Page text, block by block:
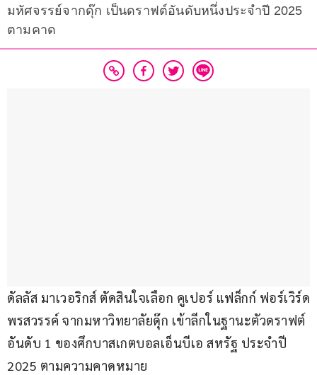
มหัศจรรย์จากดุ๊ก เป็นดราฟต์อันดับหนึ่งประจำปี 2025
ตามคาด
ดัลลัส มาเวอริกส์ ตัดสินใจเลือก คูเปอร์ แฟล็กก์ ฟอร์เวิร์ด
พรสวรรค์ จากมหาวิทยาลัยดุ๊ก เข้าลีกในฐานะตัวดราฟต์
อันดับ 1 ของศึกบาสเกตบอลเอ็นบีเอ สหรัฐ ประจำปี
2025 ตามความคาดหมาย